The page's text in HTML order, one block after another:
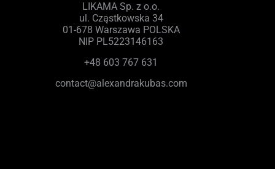
LIKAMA Sp. z o.o.
ul. Cząstkowska 34
01-678 Warszawa POLSKA
NIP PL5223146163
+48 603 767 631
contact@alexandrakubas.com